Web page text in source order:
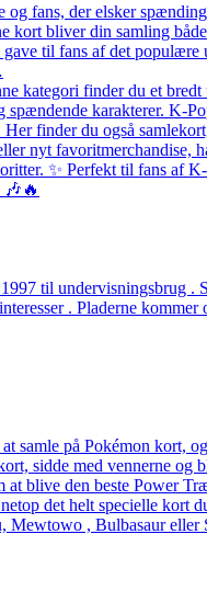
fans, der elsker
kort bliver din samling
til fans af det populære
kategori finder du et bredt
spændende karakterer. K-
finder du også
nyt favoritmerchandise,
✨ Perfekt til fans af
🎶🔥
til undervisningsbrug .
. Pladerne kommer
samle på Pokémon kort,
sidde med vennerne og
blive den beste Power
det helt specielle kort
Mewtowo , Bulbasaur eller